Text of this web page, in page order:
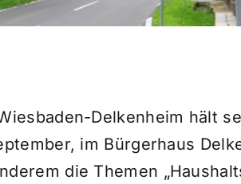
Delkenheim hält
im Bürgerhaus
die Themen